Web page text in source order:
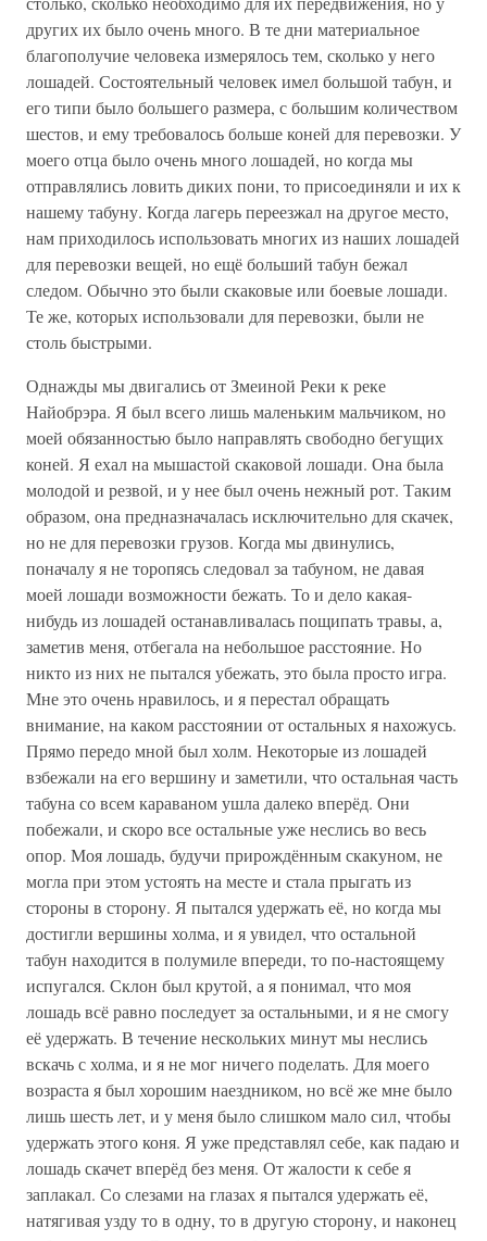
других их было очень много. В те дни материальное
благополучие человека измерялось тем, сколько у него
лошадей. Состоятельный человек имел большой табун, и
его типи было большего размера, с большим количеством
шестов, и ему требовалось больше коней для перевозки. У
моего отца было очень много лошадей, но когда мы
отправлялись ловить диких пони, то присоединяли и их к
нашему табуну. Когда лагерь переезжал на другое место,
нам приходилось использовать многих из наших лошадей
для перевозки вещей, но ещё больший табун бежал
следом. Обычно это были скаковые или боевые лошади.
Те же, которых использовали для перевозки, были не
столь быстрыми.
Однажды мы двигались от Змеиной Реки к реке
Найобрэра. Я был всего лишь маленьким мальчиком, но
моей обязанностью было направлять свободно бегущих
коней. Я ехал на мышастой скаковой лошади. Она была
молодой и резвой, и у нее был очень нежный рот. Таким
образом, она предназначалась исключительно для скачек,
но не для перевозки грузов. Когда мы двинулись,
поначалу я не торопясь следовал за табуном, не давая
моей лошади возможности бежать. То и дело какая-
нибудь из лошадей останавливалась пощипать травы, а,
заметив меня, отбегала на небольшое расстояние. Но
никто из них не пытался убежать, это была просто игра.
Мне это очень нравилось, и я перестал обращать
внимание, на каком расстоянии от остальных я нахожусь.
Прямо передо мной был холм. Некоторые из лошадей
взбежали на его вершину и заметили, что остальная часть
табуна со всем караваном ушла далеко вперёд. Они
побежали, и скоро все остальные уже неслись во весь
опор. Моя лошадь, будучи прирождённым скакуном, не
могла при этом устоять на месте и стала прыгать из
стороны в сторону. Я пытался удержать её, но когда мы
достигли вершины холма, и я увидел, что остальной
табун находится в полумиле впереди, то по-настоящему
испугался. Склон был крутой, а я понимал, что моя
лошадь всё равно последует за остальными, и я не смогу
её удержать. В течение нескольких минут мы неслись
вскачь с холма, и я не мог ничего поделать. Для моего
возраста я был хорошим наездником, но всё же мне было
лишь шесть лет, и у меня было слишком мало сил, чтобы
удержать этого коня. Я уже представлял себе, как падаю и
лошадь скачет вперёд без меня. От жалости к себе я
заплакал. Со слезами на глазах я пытался удержать её,
натягивая узду то в одну, то в другую сторону, и наконец